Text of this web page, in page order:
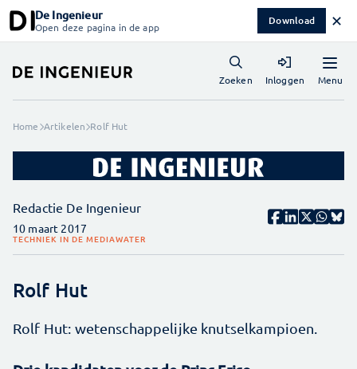
De Ingenieur
Open deze pagina in de app Download ✕
Menu
Zoeken Inloggen
Home Artikelen Rolf Hut
Redactie De Ingenieur
10 maart 2017
TECHNIEK IN DE MEDIAWATER
Rolf Hut
Rolf Hut: wetenschappelijke knutselkampioen.